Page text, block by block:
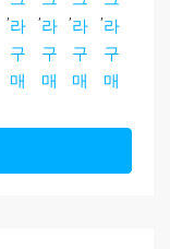
라
구
매
라
구
매
라
구
매
라
구
매